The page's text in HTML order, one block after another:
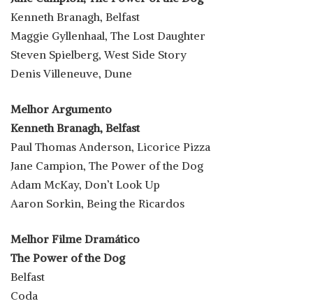
Kenneth Branagh, Belfast
Maggie Gyllenhaal, The Lost Daughter
Steven Spielberg, West Side Story
Denis Villeneuve, Dune
Melhor Argumento
Kenneth Branagh, Belfast
Paul Thomas Anderson, Licorice Pizza
Jane Campion, The Power of the Dog
Adam McKay, Don’t Look Up
Aaron Sorkin, Being the Ricardos
Melhor Filme Dramático
The Power of the Dog
Belfast
Coda